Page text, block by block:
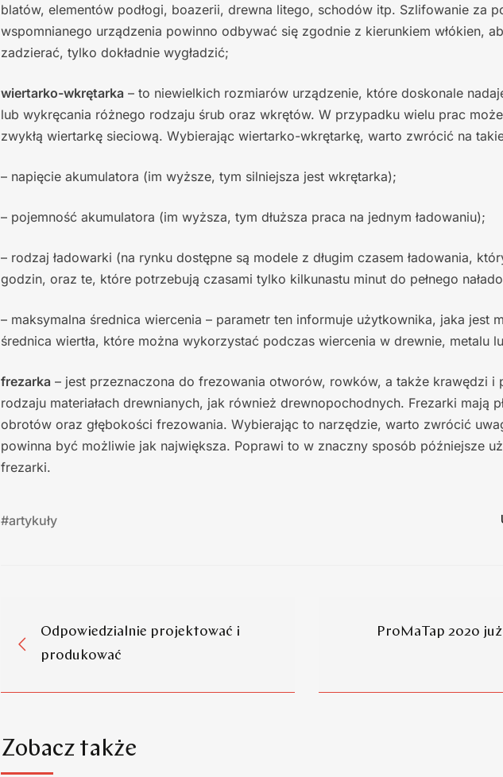
blatów, elementów podłogi, boazerii, drewna litego, schodów itp. Szlifowanie za
wspomnianego urządzenia powinno odbywać się zgodnie z kierunkiem włókien,
zadzierać, tylko dokładnie wygładzić;
wiertarko-wkrętarka – to niewielkich rozmiarów urządzenie, które doskonale
lub wykręcania różnego rodzaju śrub oraz wkrętów. W przypadku wielu prac
zwykłą wiertarkę sieciową. Wybierając wiertarko-wkrętarkę, warto zwrócić na
– napięcie akumulatora (im wyższe, tym silniejsza jest wkrętarka);
– pojemność akumulatora (im wyższa, tym dłuższa praca na jednym ładowaniu);
– rodzaj ładowarki (na rynku dostępne są modele z długim czasem ładowania,
godzin, oraz te, które potrzebują czasami tylko kilkunastu minut do pełnego
– maksymalna średnica wiercenia – parametr ten informuje użytkownika, jaka jest
średnica wiertła, które można wykorzystać podczas wiercenia w drewnie, metalu
frezarka – jest przeznaczona do frezowania otworów, rowków, a także krawędzi i
rodzaju materiałach drewnianych, jak również drewnopochodnych. Frezarki mają
obrotów oraz głębokości frezowania. Wybierając to narzędzie, warto zwrócić
powinna być możliwie jak największa. Poprawi to w znaczny sposób późniejsze
frezarki.
#artykuły
Odpowiedzialnie projektować i
produkować
ProMaTap 2020
Zobacz także